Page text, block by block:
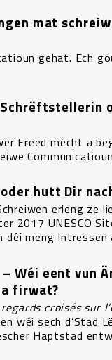
mat
gehat. Ech
Freed mécht a
hutt Dir
erleng ze
2017 UNESCO
déi meng
Wéi eent vun
firwat?
croisés sur
wéi sech d’Stad
Haptstad